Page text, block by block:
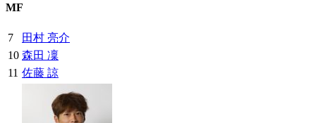
MF
7
田村 亮介
10 森田 凜
11 佐藤 諒